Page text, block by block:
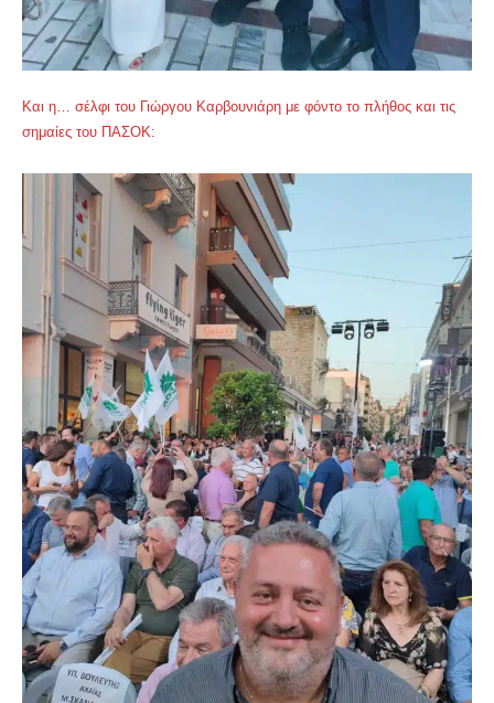
Και η… σέλφι του Γιώργου Καρβουνιάρη με φόντο το πλήθος και τις
σημαίες του ΠΑΣΟΚ: